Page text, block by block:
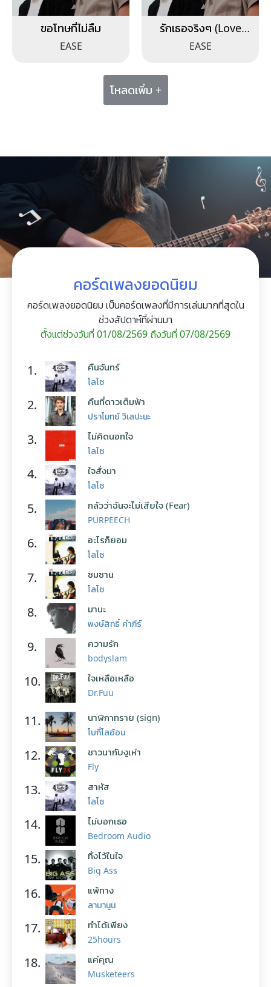
ขอโทษที่ไม่ลืม
EASE
รักเธอจริงๆ (Love
You)
EASE
โหลดเพิ่ม +
คอร์ดเพลงยอดนิยม
คอร์ดเพลงยอดนิยม เป็นคอร์ดเพลงที่มีการเล่นมากที่สุดใน
ช่วงสัปดาห์ที่ผ่านมา
ตั้งแต่ช่วงวันที่ 01/08/2569 ถึงวันที่ 07/08/2569
1. คืนจันทร์
โลโซ
2. คืนที่ดาวเต็มฟ้า
ปราโมทย์ วิเลปะนะ
3. ไม่คิดนอกใจ
โลโซ
4. ใจสั่งมา
โลโซ
5. กลัวว่าฉันจะไม่เสียใจ (Fear)
PURPEECH
6. อะไรก็ยอม
โลโซ
7. ซมซาน
โลโซ
8. มานะ
พงษ์สิทธิ์ คำภีร์
9. ความรัก
bodyslam
10. ใจเหลือเหลือ
Dr.Fuu
11. นาฬิกาทราย (sign)
โบกี้ไลอ้อน
12. ชาวนากับงูเห่า
Fly
13. สาหัส
โลโซ
14. ไม่บอกเธอ
Bedroom Audio
15. ทิ้งไว้ในใจ
Big Ass
16. แพ้ทาง
ลาบานูน
17. ทำได้เพียง
25hours
18. แค่คุณ
Musketeers